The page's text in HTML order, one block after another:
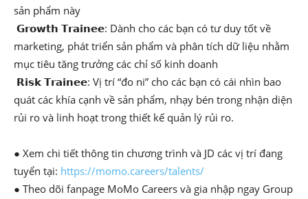
sản phẩm này
𝗚𝗿𝗼𝘄𝘁𝗵 𝗧𝗿𝗮𝗶𝗻𝗲𝗲: Dành cho các bạn có tư duy tốt về
marketing, phát triển sản phẩm và phân tích dữ liệu nhằm
mục tiêu tăng trưởng các chỉ số kinh doanh
𝗥𝗶𝘀𝗸 𝗧𝗿𝗮𝗶𝗻𝗲𝗲: Vị trí “đo ni” cho các bạn có cái nhìn bao
quát các khía cạnh về sản phẩm, nhạy bén trong nhận diện
rủi ro và linh hoạt trong thiết kế quản lý rủi ro.
● Xem chi tiết thông tin chương trình và JD các vị trí đang
tuyển tại: https://momo.careers/talents/
● Theo dõi fanpage MoMo Careers và gia nhập ngay Group